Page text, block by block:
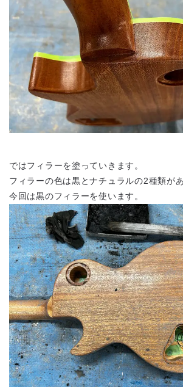
ではフィラーを塗っていきます。
フィラーの色は黒とナチュラルの2種類があ
今回は黒のフィラーを使います。